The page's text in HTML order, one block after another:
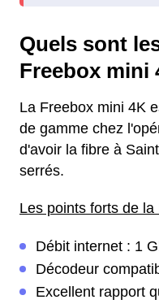
Quels sont
Freebox mini
La Freebox mini 4K
de gamme chez
d'avoir la fibre à
serrés.
Les points forts de
Débit internet : 1
Décodeur
Excellent rapport